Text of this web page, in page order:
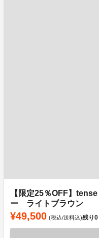
【限定25％OFF】
ー ライトブラウン
¥49,500 (税込/送料込)残り0